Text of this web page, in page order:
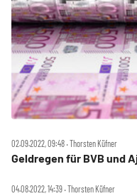
02.09.2022, 09:48 ‧ Thorsten Küfner
Geldregen für BVB und
04.08.2022, 14:39 ‧ Thorsten Küfner